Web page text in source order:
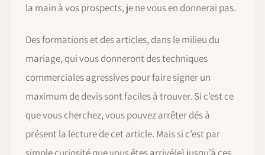
la main à vos prospects, je ne vous en donnerai pas.
Des formations et des articles, dans le milieu du
mariage, qui vous donneront des techniques
commerciales agressives pour faire signer un
maximum de devis sont faciles à trouver. Si c’est ce
que vous cherchez, vous pouvez arrêter dés à
présent la lecture de cet article. Mais si c’est par
simple curiosité que vous êtes arrivé(e) jusqu’à ces